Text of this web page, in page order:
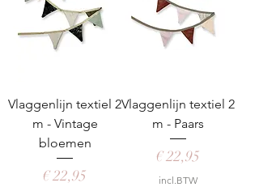
Vlaggenlijn textiel 2
m - Vintage
bloemen
Prijs
€ 22,95
Vlaggenlijn textiel 2
m - Paars
Prijs
€ 22,95
incl.BTW